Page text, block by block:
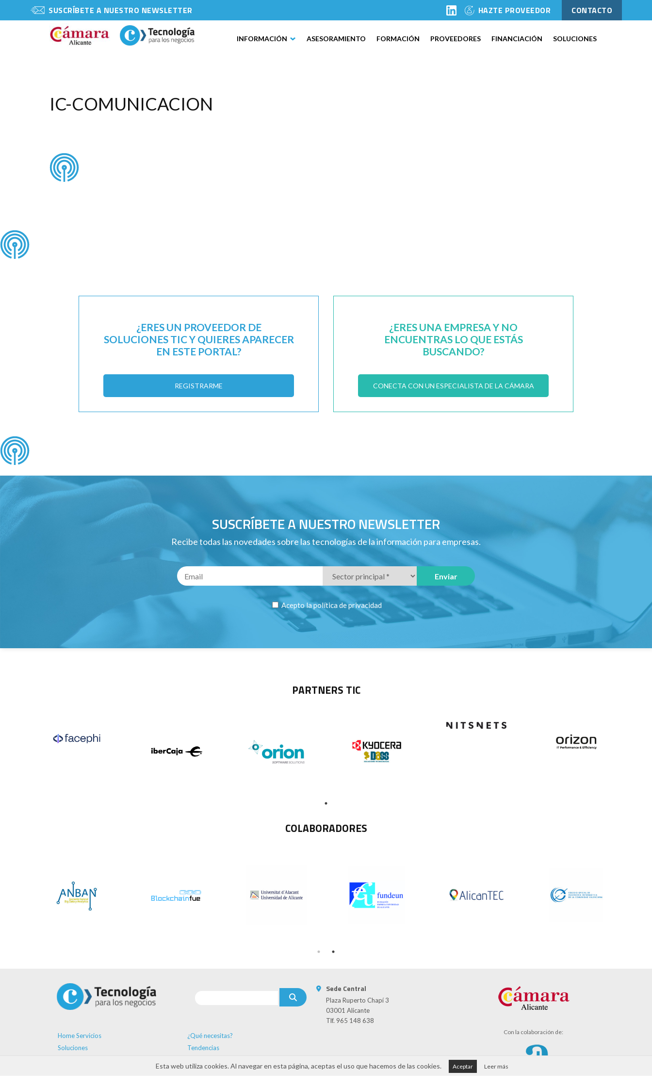
SUSCRÍBETE A NUESTRO NEWSLETTER HAZTE PROVEEDOR CONTACTO
INFORMACIÓN ASESORAMIENTO FORMACIÓN PROVEEDORES FINANCIACIÓN SOLUCIONES
IC-COMUNICACION
¿ERES UN PROVEEDOR DE
SOLUCIONES TIC Y QUIERES APARECER
EN ESTE PORTAL?
REGISTRARME
¿ERES UNA EMPRESA Y NO
ENCUENTRAS LO QUE ESTÁS
BUSCANDO?
CONECTA CON UN ESPECIALISTA DE LA CÁMARA
SUSCRÍBETE A NUESTRO NEWSLETTER
Recibe todas las novedades sobre las tecnologías de la información para empresas.
Acepto lapolítica de privacidad
PARTNERS TIC
COLABORADORES
Home Servicios
¿Qué necesitas?
Soluciones
Tendencias
Sede Central
Plaza Ruperto Chapí 3
03001 Alicante
Tlf. 965 148 638
Con la colaboración de:
Esta web utiliza cookies. Al navegar en esta página, aceptas el uso que hacemos de las cookies. Aceptar Leer más